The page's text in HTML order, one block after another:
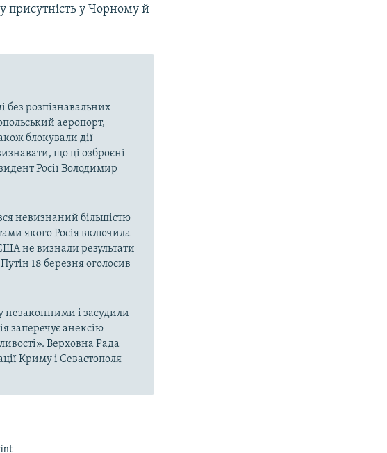
присутність у Чорному й
без розпізнавальних
аеропорт,
блокували дії
що ці озброєні
Росії Володимир
невизнаний більшістю
якого Росія включила
не визнали результати
18 березня оголосив
незаконними і засудили
заперечує анексію
Верховна Рада
Криму і Севастополя